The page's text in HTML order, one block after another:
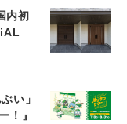
内初
い」
！』